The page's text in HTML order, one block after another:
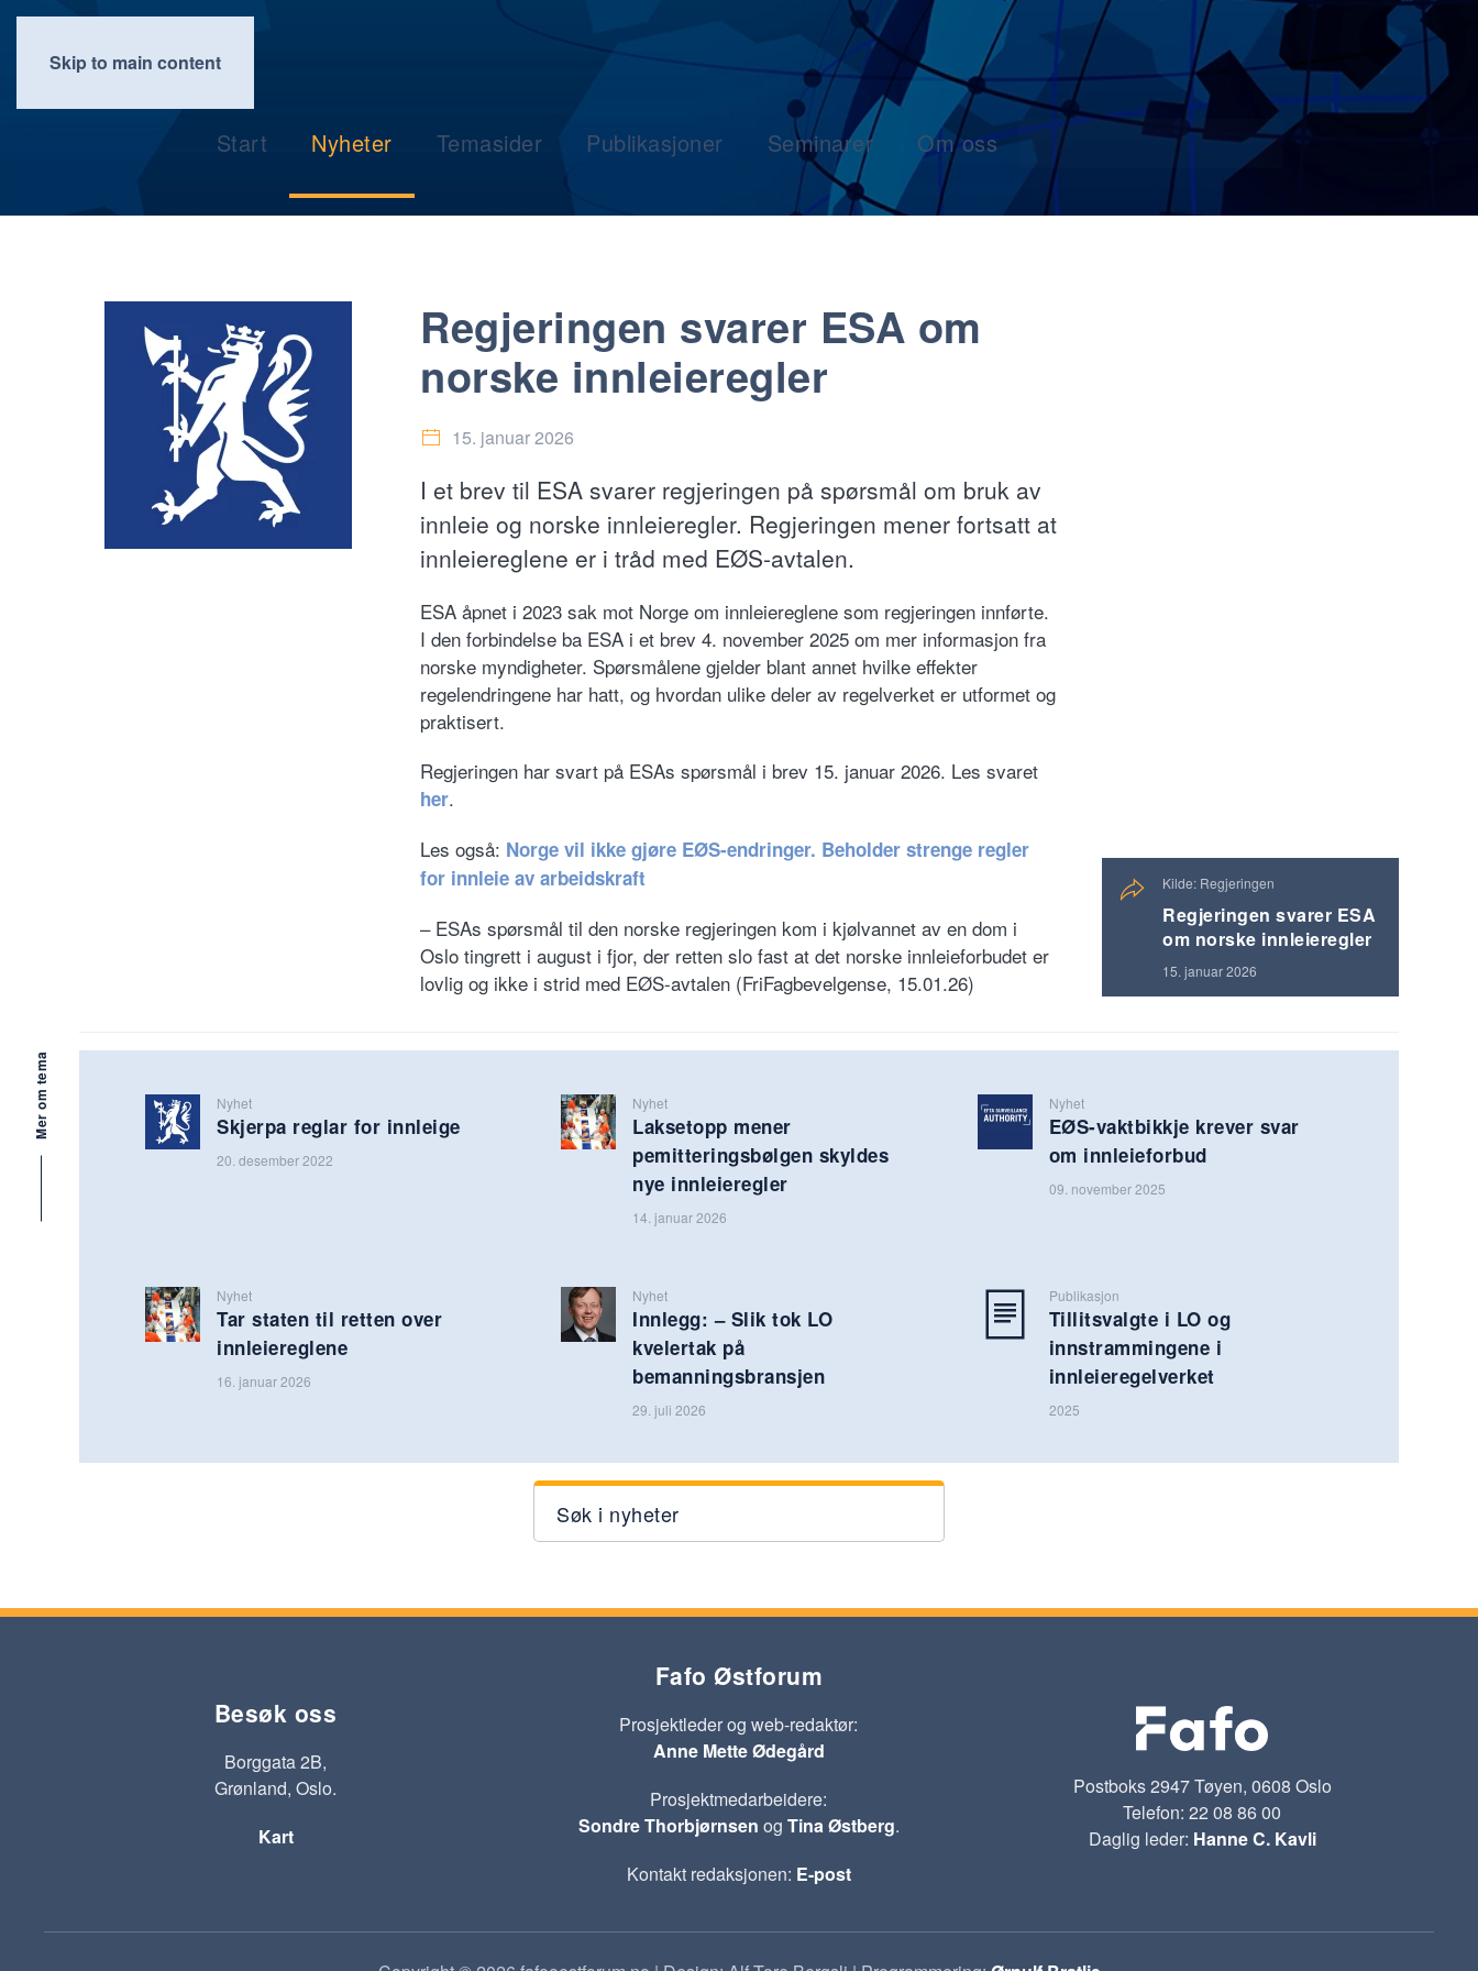
Skip to main content
Start Nyheter Temasider Publikasjoner Seminarer Om oss
Regjeringen svarer ESA om
norske innleieregler
15. januar 2026
I et brev til ESA svarer regjeringen på spørsmål om bruk av
innleie og norske innleieregler. Regjeringen mener fortsatt at
innleiereglene er i tråd med EØS-avtalen.
ESA åpnet i 2023 sak mot Norge om innleiereglene som regjeringen innførte.
I den forbindelse ba ESA i et brev 4. november 2025 om mer informasjon fra
norske myndigheter. Spørsmålene gjelder blant annet hvilke effekter
regelendringene har hatt, og hvordan ulike deler av regelverket er utformet og
praktisert.
Regjeringen har svart på ESAs spørsmål i brev 15. januar 2026. Les svaret
her.
Les også: Norge vil ikke gjøre EØS-endringer. Beholder strenge regler
for innleie av arbeidskraft
– ESAs spørsmål til den norske regjeringen kom i kjølvannet av en dom i
Oslo tingrett i august i fjor, der retten slo fast at det norske innleieforbudet er
lovlig og ikke i strid med EØS-avtalen (FriFagbevelgense, 15.01.26)
Kilde: Regjeringen
Regjeringen svarer ESA
om norske innleieregler
15. januar 2026
Nyhet
Skjerpa reglar for innleige
20. desember 2022
Nyhet
Laksetopp mener
pemitteringsbølgen skyldes
nye innleieregler
14. januar 2026
Nyhet
EØS-vaktbikkje krever svar
om innleieforbud
09. november 2025
Nyhet
Tar staten til retten over
innleiereglene
16. januar 2026
Nyhet
Innlegg: – Slik tok LO
kvelertak på
bemanningsbransjen
29. juli 2026
Publikasjon
Tillitsvalgte i LO og
innstrammingene i
innleieregelverket
2025
Mer om tema
Søk i nyheter
Besøk oss
Borggata 2B,
Grønland, Oslo.
Kart
Fafo Østforum
Prosjektleder og web-redaktør:
Anne Mette Ødegård
Prosjektmedarbeidere:
Sondre Thorbjørnsen og Tina Østberg.
Kontakt redaksjonen: E-post
Postboks 2947 Tøyen, 0608 Oslo
Telefon: 22 08 86 00
Daglig leder: Hanne C. Kavli